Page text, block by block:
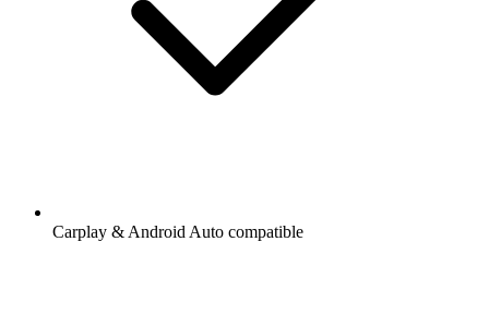
Carplay & Android Auto compatible